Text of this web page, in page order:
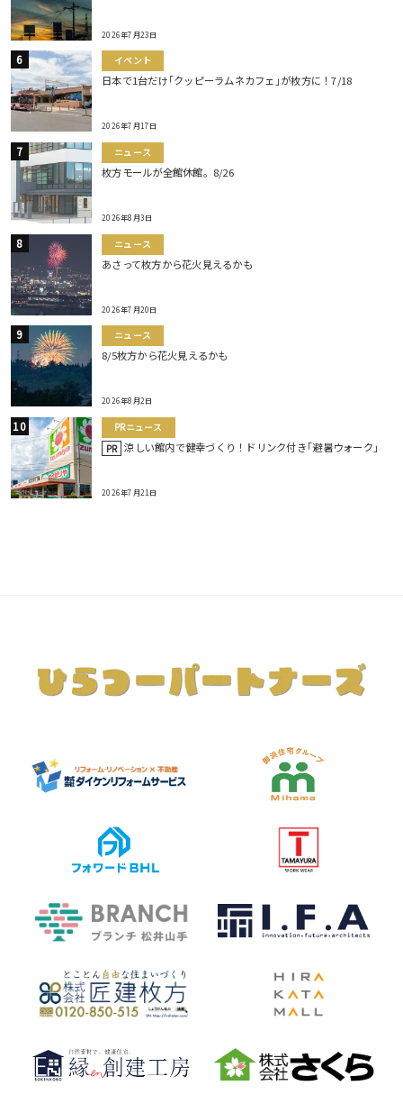
2026年7月23日
イベント
日本で1台だけ｢クッピーラムネカフェ｣が枚方に！7/18
2026年7月17日
ニュース
枚方モールが全館休館。8/26
2026年8月3日
ニュース
あさって枚方から花火見えるかも
2026年7月20日
ニュース
8/5枚方から花火見えるかも
2026年8月2日
PRニュース
PR 涼しい館内で健幸づくり！ドリンク付き｢避暑ウォーク｣
2026年7月21日